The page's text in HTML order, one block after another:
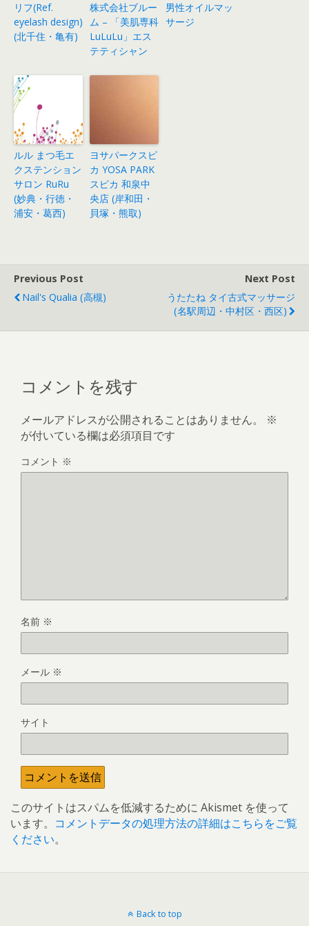
リフ(Ref.
eyelash design)
(北千住・亀有)
株式会社ブルー
ム – 「美肌専科
LuLuLu」エス
テティシャン
男性オイルマッ
サージ
ルル まつ毛エ
クステンション
サロン RuRu
(妙典・行徳・
浦安・葛西)
ヨサパークスピ
カ YOSA PARK
スピカ 和泉中
央店 (岸和田・
貝塚・熊取)
Previous Post
Nail's Qualia (高槻)
Next Post
うたたね タイ古式マッサージ
(名駅周辺・中村区・西区)
コメントを残す
メールアドレスが公開されることはありません。
※
が付いている欄は必須項目です
コメント ※
名前 ※
メール ※
サイト
このサイトはスパムを低減するために Akismet を使って
います。 コメントデータの処理方法の詳細はこちらをご覧
ください。
Back to top